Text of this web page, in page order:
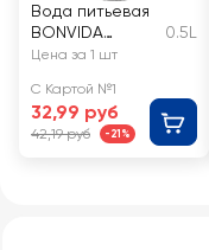
Вода питьевая
BONVIDA
артезианская
негазированна
я
0.5L
Цена за 1 шт
С Картой №1
32,99 руб
42,19 руб -21%